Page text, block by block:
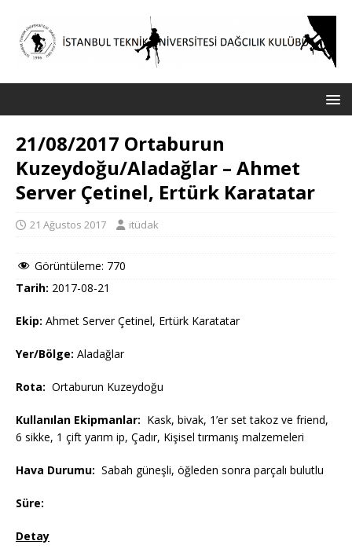
21/08/2017 Ortaburun
Kuzeydoğu/Aladağlar – Ahmet
Server Çetinel, Ertürk Karatatar
21 Ağustos 2017 itüdak
Görüntüleme: 770
Tarih: 2017-08-21
Ekip: Ahmet Server Çetinel, Ertürk Karatatar
Yer/Bölge: Aladağlar
Rota: Ortaburun Kuzeydoğu
Kullanılan Ekipmanlar: Kask, bivak, 1’er set takoz ve friend,
6 sikke, 1 çift yarım ip, Çadır, Kişisel tırmanış malzemeleri
Hava Durumu: Sabah güneşli, öğleden sonra parçalı bulutlu
Süre:
Detay